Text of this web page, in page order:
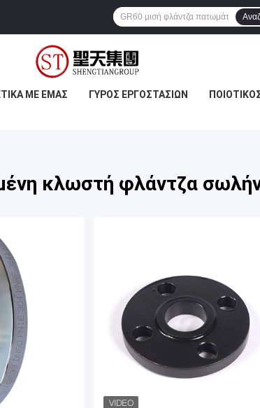
ΜΕ ΕΜΆΣ ΓΎΡΟΣ ΕΡΓΟΣΤΑΣΊΩΝ
κλωστή φλάντζα